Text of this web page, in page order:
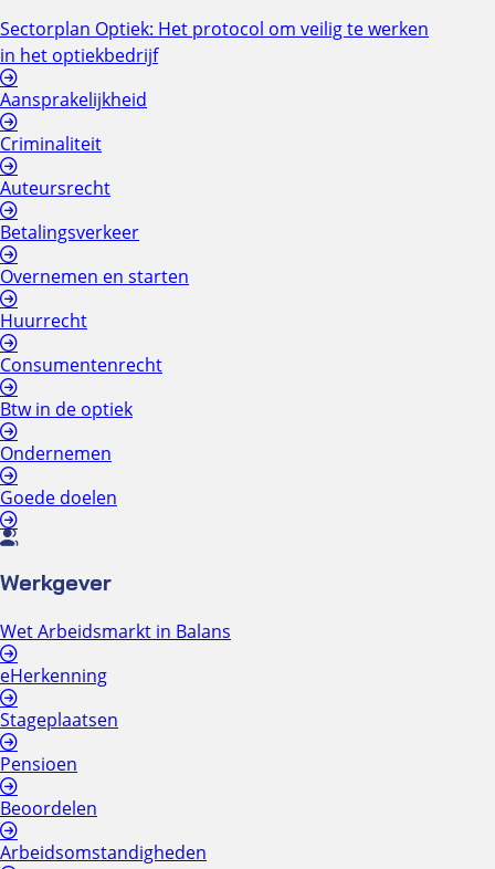
Sectorplan Optiek: Het protocol om veilig te werken
in het optiekbedrijf
Aansprakelijkheid
Criminaliteit
Auteursrecht
Betalingsverkeer
Overnemen en starten
Huurrecht
Consumentenrecht
Btw in de optiek
Ondernemen
Goede doelen
Werkgever
Wet Arbeidsmarkt in Balans
eHerkenning
Stageplaatsen
Pensioen
Beoordelen
Arbeidsomstandigheden